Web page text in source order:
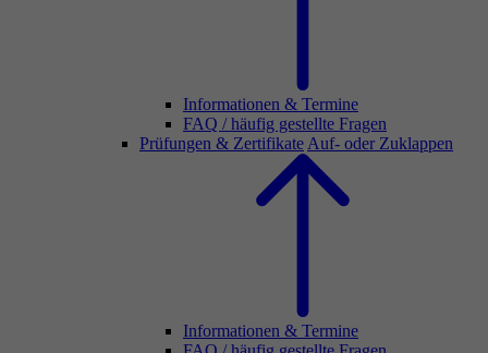
Informationen & Termine
FAQ / häufig gestellte Fragen
Prüfungen & Zertifikate Auf- oder Zuklappen
Informationen & Termine